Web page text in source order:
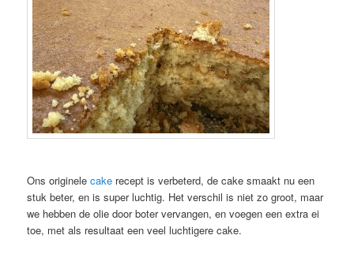
Ons originelecake recept is verbeterd, de cake smaakt nu een
stuk beter, en is super luchtig. Het verschil is niet zo groot, maar
we hebben de olie door boter vervangen, en voegen een extra ei
toe, met als resultaat een veel luchtigere cake.